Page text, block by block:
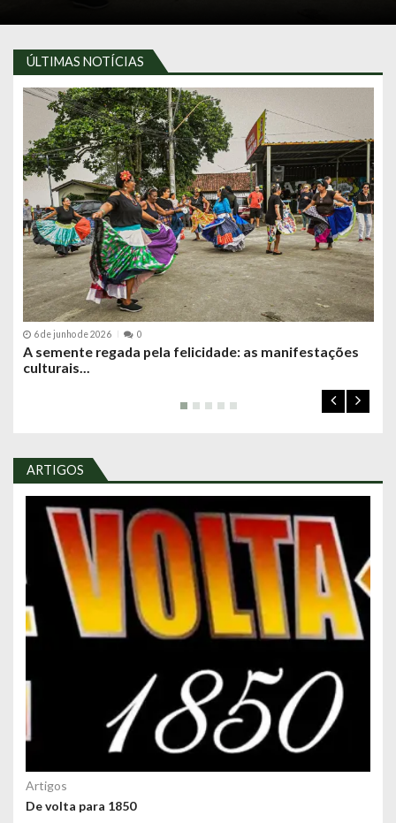
ÚLTIMAS NOTÍCIAS
6 de junho de 2026 0
A semente regada pela felicidade: as manifestações
culturais...
ARTIGOS
Artigos
De volta para 1850